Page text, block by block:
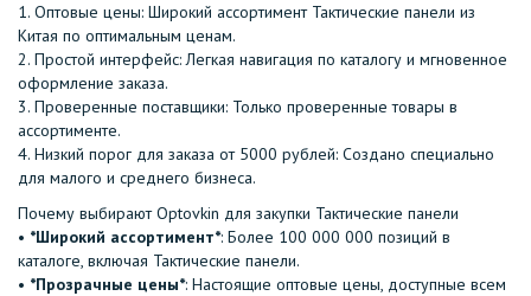
1.⁠ ⁠Оптовые цены: Широкий ассортимент Тактические панели из
Китая по оптимальным ценам.
2.⁠ ⁠Простой интерфейс: Легкая навигация по каталогу и мгновенное
оформление заказа.
3.⁠ ⁠Проверенные поставщики: Только проверенные товары в
ассортименте.
4.⁠ ⁠Низкий порог для заказа от 5000 рублей: Создано специально
для малого и среднего бизнеса.
Почему выбирают Optovkin для закупки Тактические панели
•⁠ ⁠ *Широкий ассортимент*: Более 100 000 000 позиций в
каталоге, включая Тактические панели.
•⁠ ⁠ *Прозрачные цены*: Настоящие оптовые цены, доступные всем